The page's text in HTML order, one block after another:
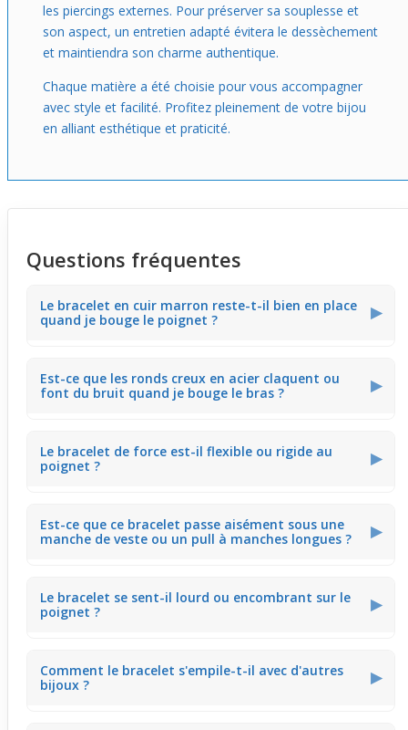
les piercings externes. Pour préserver sa souplesse et
son aspect, un entretien adapté évitera le dessèchement
et maintiendra son charme authentique.
Chaque matière a été choisie pour vous accompagner
avec style et facilité. Profitez pleinement de votre bijou
en alliant esthétique et praticité.
Questions fréquentes
Le bracelet en cuir marron reste-t-il bien en place
quand je bouge le poignet ?
▶
limite les déplacements du bijou lors des mouvements
rapides, comme taper sur un clavier ou écrire.
Est-ce que les ronds creux en acier claquent ou
font du bruit quand je bouge le bras ?
▶
réduisant les petits cliquetis même quand tu gestes
naturellement en marchant ou en travaillant.
Le bracelet de force est-il flexible ou rigide au
poignet ?
▶
poignet sans être trop rigide, ce qui permet de bouger
facilement la main pendant une journée active.
Est-ce que ce bracelet passe aisément sous une
manche de veste ou un pull à manches longues ?
▶
ce qui facilite de glisser le bracelet sous une manche
sans gêner, idéal pour sortir ou au bureau.
Le bracelet se sent-il lourd ou encombrant sur le
poignet ?
▶
donne une sensation équilibrée, ne tirant pas sur le
poignet même après plusieurs heures de port.
Comment le bracelet s'empile-t-il avec d'autres
bijoux ?
▶